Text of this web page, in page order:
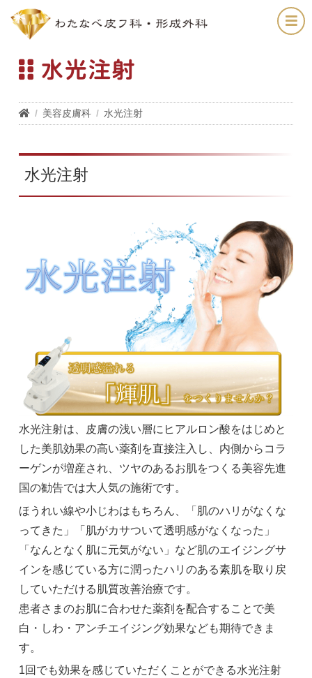
水光注射
美容皮膚科 水光注射
水光注射
水光注射は、皮膚の浅い層にヒアルロン酸をはじめと
した美肌効果の高い薬剤を直接注入し、内側からコラ
ーゲンが増産され、ツヤのあるお肌をつくる美容先進
国の勧告では大人気の施術です。
ほうれい線や小じわはもちろん、「肌のハリがなくな
ってきた」「肌がカサついて透明感がなくなった」
「なんとなく肌に元気がない」など肌のエイジングサ
インを感じている方に潤ったハリのある素肌を取り戻
していただける肌質改善治療です。
患者さまのお肌に合わせた薬剤を配合することで美
白・しわ・アンチエイジング効果なども期待できま
す。
1回でも効果を感じていただくことができる水光注射